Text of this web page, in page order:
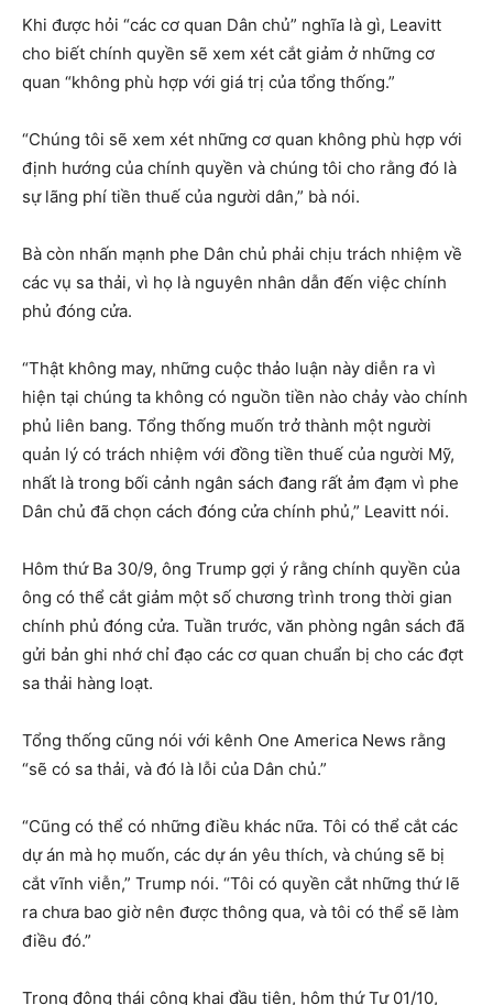
Khi được hỏi “các cơ quan Dân chủ” nghĩa là gì, Leavitt
cho biết chính quyền sẽ xem xét cắt giảm ở những cơ
quan “không phù hợp với giá trị của tổng thống.”
“Chúng tôi sẽ xem xét những cơ quan không phù hợp với
định hướng của chính quyền và chúng tôi cho rằng đó là
sự lãng phí tiền thuế của người dân,” bà nói.
Bà còn nhấn mạnh phe Dân chủ phải chịu trách nhiệm về
các vụ sa thải, vì họ là nguyên nhân dẫn đến việc chính
phủ đóng cửa.
“Thật không may, những cuộc thảo luận này diễn ra vì
hiện tại chúng ta không có nguồn tiền nào chảy vào chính
phủ liên bang. Tổng thống muốn trở thành một người
quản lý có trách nhiệm với đồng tiền thuế của người Mỹ,
nhất là trong bối cảnh ngân sách đang rất ảm đạm vì phe
Dân chủ đã chọn cách đóng cửa chính phủ,” Leavitt nói.
Hôm thứ Ba 30/9, ông Trump gợi ý rằng chính quyền của
ông có thể cắt giảm một số chương trình trong thời gian
chính phủ đóng cửa. Tuần trước, văn phòng ngân sách đã
gửi bản ghi nhớ chỉ đạo các cơ quan chuẩn bị cho các đợt
sa thải hàng loạt.
Tổng thống cũng nói với kênh One America News rằng
“sẽ có sa thải, và đó là lỗi của Dân chủ.”
“Cũng có thể có những điều khác nữa. Tôi có thể cắt các
dự án mà họ muốn, các dự án yêu thích, và chúng sẽ bị
cắt vĩnh viễn,” Trump nói. “Tôi có quyền cắt những thứ lẽ
ra chưa bao giờ nên được thông qua, và tôi có thể sẽ làm
điều đó.”
Trong động thái công khai đầu tiên, hôm thứ Tư 01/10,